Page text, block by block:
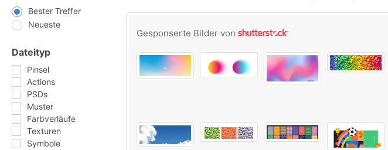
Bester Treffer
Neueste
Dateityp
Pinsel
Actions
PSDs
Muster
Farbverläufe
Texturen
Symbole
Gesponserte Bilder von